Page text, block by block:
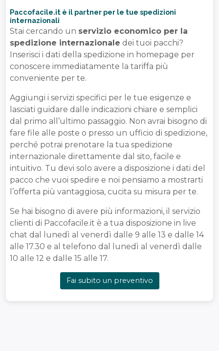
Paccofacile.it è il partner per le tue spedizioni
internazionali
Stai cercando un servizio economico per la
spedizione internazionale dei tuoi pacchi?
Inserisci i dati della spedizione in homepage per
conoscere immediatamente la tariffa più
conveniente per te.
Aggiungi i servizi specifici per le tue esigenze e
lasciati guidare dalle indicazioni chiare e semplici
dal primo all’ultimo passaggio. Non avrai bisogno di
fare file alle poste o presso un ufficio di spedizione,
perché potrai prenotare la tua spedizione
internazionale direttamente dal sito, facile e
intuitivo. Tu devi solo avere a disposizione i dati del
pacco che vuoi spedire e noi pensiamo a mostrarti
l’offerta più vantaggiosa, cucita su misura per te.
Se hai bisogno di avere più informazioni, il servizio
clienti di Paccofacile.it è a tua disposizione in live
chat dal lunedì al venerdì dalle 9 alle 13 e dalle 14
alle 17.30 e al telefono dal lunedì al venerdì dalle
10 alle 12 e dalle 15 alle 17.
Fai subito un preventivo